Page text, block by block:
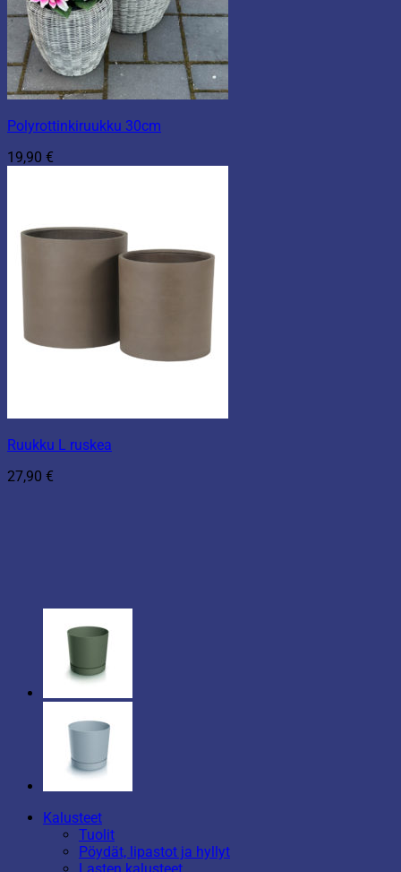
Polyrottinkiruukku 30cm
19,90 €
Ruukku L ruskea
27,90 €
Kalusteet
Tuolit
Pöydät, lipastot ja hyllyt
Lasten kalusteet